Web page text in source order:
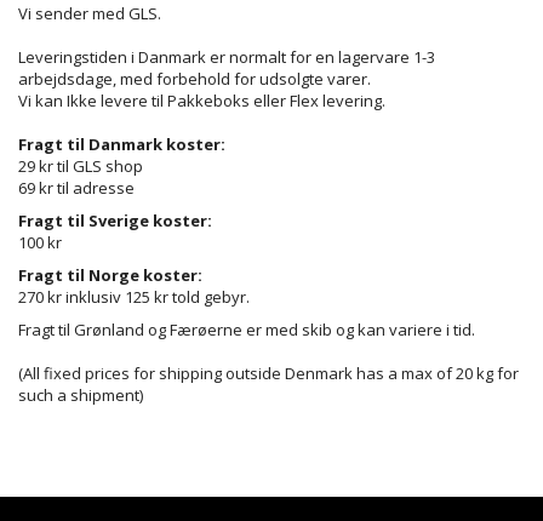
Vi sender med GLS.
Leveringstiden i Danmark er normalt for en lagervare 1-3
arbejdsdage, med forbehold for udsolgte varer.
Vi kan Ikke levere til Pakkeboks eller Flex levering.
Fragt til Danmark koster:
29 kr til GLS shop
69 kr til adresse
Fragt til Sverige koster:
100 kr
Fragt til Norge koster:
270 kr inklusiv 125 kr told gebyr.
Fragt til Grønland og Færøerne er med skib og kan variere i tid.
(All fixed prices for shipping outside Denmark has a max of 20 kg for
such a shipment)